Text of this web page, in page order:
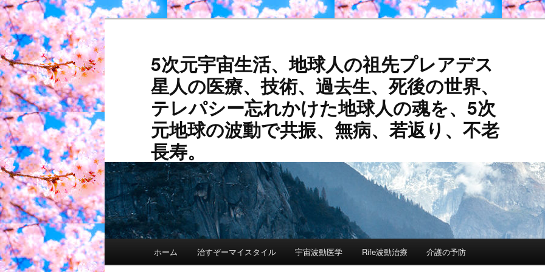
メ
イ
ン
コ
ン
テ
ン
ツ
へ
移
動
サ
ブ
コ
ン
テ
ン
ツ
へ
移
動
5次元宇宙生活、地球人の祖先プレアデス
星人の医療、技術、過去生、死後の世界、
テレパシー忘れかけた地球人の魂を、5次
元地球の波動で共振、無病、若返り、不老
長寿。
ホーム 治すぞーマイスタイル 宇宙波動医学 Rife波動治療 介護の予防